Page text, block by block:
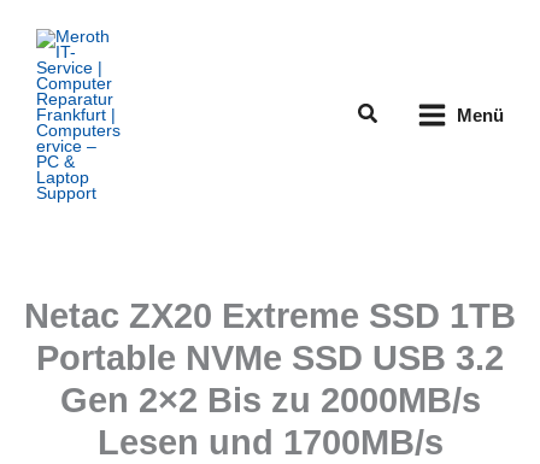
Inhalt
springen
Suchen Menü
Netac ZX20 Extreme SSD 1TB
Portable NVMe SSD USB 3.2
Gen 2×2 Bis zu 2000MB/s
Lesen und 1700MB/s